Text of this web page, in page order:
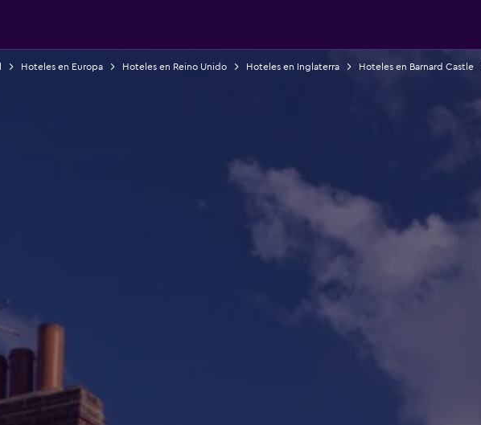
Hoteles en Europa Hoteles en Reino Unido Hoteles en Inglaterra Hoteles en Barnard Castle